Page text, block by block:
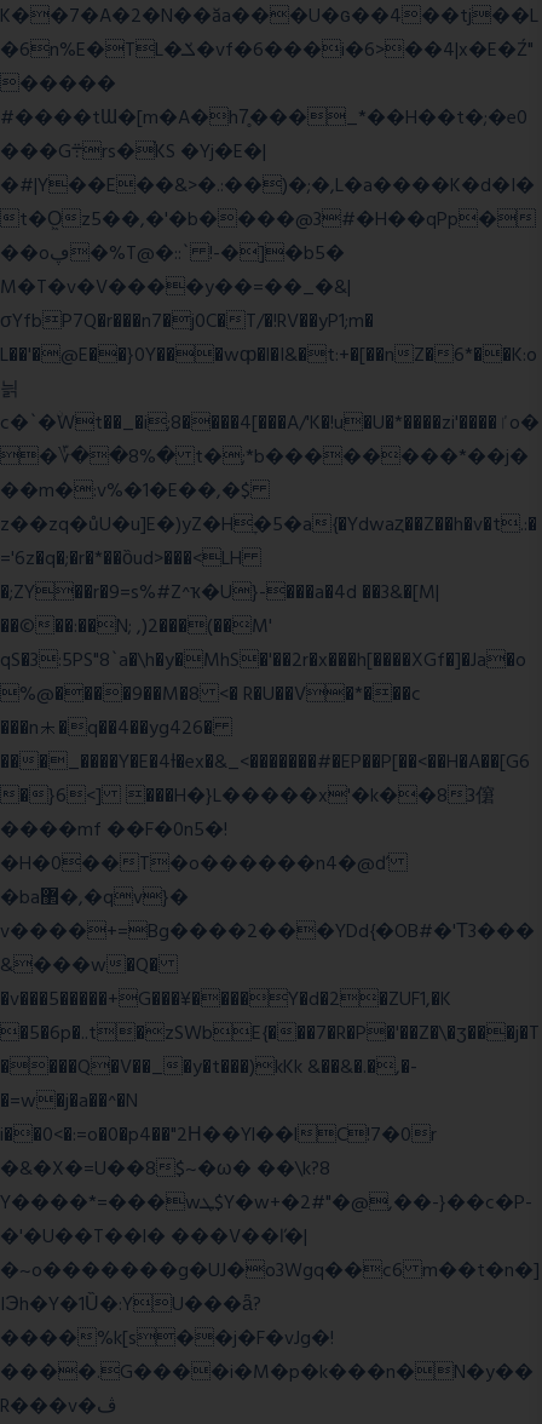
K��7�A�2�N��ăa���U�ɢ��4��tj��L
�6n%E�TL�ݎ�vf�6���i�6>��4|x�E�Ź"
�����
#����tƜ�[m�A�h7̥���_*��H��t�;�e0
���G܊rs�֗KS �Yj�E�|
�#|Y��E��&>�.:��)�;�,L�a����K�d�I�
t�O͖z5��,�'�b����@3#�H��qPp�
��oڥ�%T@�::` !-�]�b5�
M�T�v�V����y��=��_�&|
σYfbP7Q�r���n7�j0C�T/�!RV��yP1;m�
L��'�@E��}0Y���wȹ�l�I&�t:+�[��nZ�6*��K:o
늵
c�`�ۨWt��_�i;8����4[���A/'K�!u�U�*����zi'����ٵo�
�؆��8%� t�;*b��������*��j�
��m�:v%�1�E��,�$
z��zq�ůU�u]E�)yZ�Hׇ�5�a{�Ydwaȥ��Z��h�v�t.:�
='6z�q�;�r�*��ȍud>���<LH
�;ZY��r�9=s%#Z^ҡ�U}-���a�4d ��3&�[M|
��©��:��N; ,)2���(��M'
qS�3:5PS"8`a�\h�y�MhS�'��2r�x���h[����XGf�]�Ja�o
%@����9��M�8 <� R�U��V�*���c
���n⯸�q��4��yg426�
���_����Y�E�4Ɨ�ex�&_<�������#�EP��P[��<��H�A��[G6
�}6<] ���H�}L�����x'�k��83僒
����mf ��F�0n5�!
�H�0��T�o������n4�@ď
�ba޲�,�qv}�
v����+=Bg����2���YDd{�OB#�'Τ3���
&���w�Q�
�v���5�����+G���¥����Y�d�2�ZUF1,�K
�5�6p�..t�zSWbE{���7�R�P�'��Z�\�ʒ���j�T
����Q�V��_�y�t���)kKk &��&�.�,�-
�=w�j�a��^�N
i��0<�:=o�0�p4��"2Η��Yl��lC!7�0r
�&�X�=U��8$~�ω� ��\k?8
Y����*=���wܛ$Y�w+�2#"�@,��-}��c�P-
�'�U��T��l� ���V��ľ�|
�~o�������g�UJ�o3Wgq��c6 m��t�n�]
IЭh�Y�1Ȕ�:YU���ǟ?
����%k[s��j�F�vJg�!
����.G����i�M�p�k���n�N�y��
R���v�ڤ